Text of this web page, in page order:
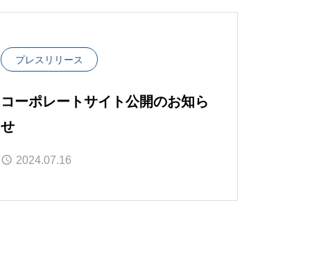
プレスリリース
コーポレートサイト公開のお知ら
せ
2024.07.16